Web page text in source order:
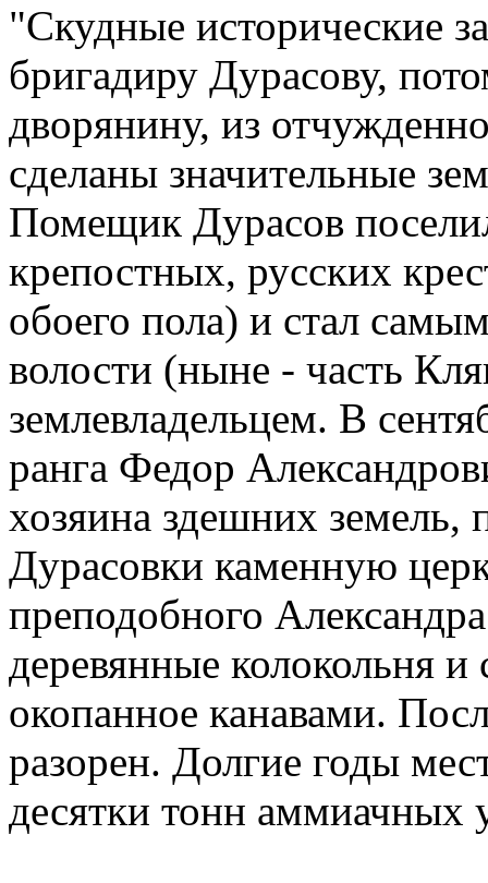
"Скудные исторические
бригадиру Дурасову,
дворянину, из
сделаны значительные
Помещик Дурасов
крепостных, русских
обоего пола) и стал
волости (ныне - часть
землевладельцем. В
ранга Федор
хозяина здешних земель,
Дурасовки каменную
преподобного
деревянные колокольня
окопанное канавами.
разорен. Долгие годы
десятки тонн аммиачных